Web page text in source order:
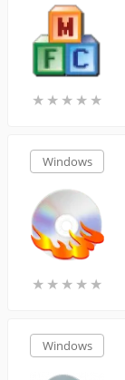
★ ★ ★ ★ ★
★ ★ ★ ★ ★
Windows
★ ★ ★ ★ ★
★ ★ ★ ★ ★
Windows